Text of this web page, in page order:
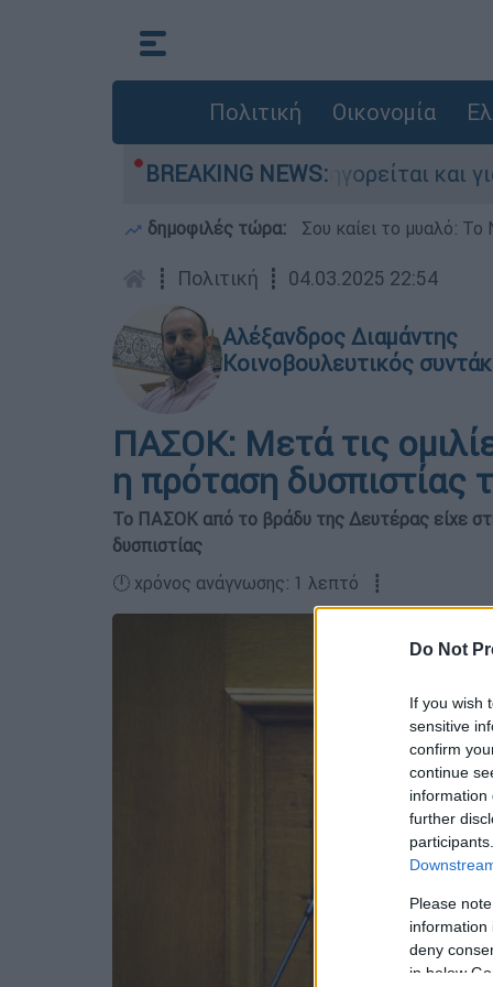
Do Not
If you wish
sensitive
confirm
continue
information
further
Please
information
deny
in below
Πολιτική Οικονομία
BREAKING NEWS:
στην Ελλάδα - Κατηγορείται και για την
δημοφιλές τώρα: Σου καίει το μυαλό:
┋ Πολιτική ┋ 04.03.2025 22:54
Αλέξανδρος Διαμάντης
Κοινοβουλευτικός
ΠΑΣΟΚ: Μετά τις
η πρόταση δυσπιστίας
Το ΠΑΣΟΚ από το βράδυ της Δευτέρας είχε
δυσπιστίας
🕛 χρόνος ανάγνωσης: 1 λεπτό ┋